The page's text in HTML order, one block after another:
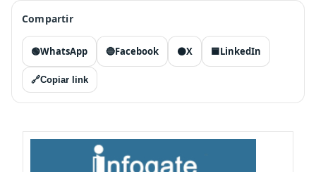
Compartir
🟢WhatsApp 🔵Facebook ⚫X 🟦LinkedIn
🔗Copiar link